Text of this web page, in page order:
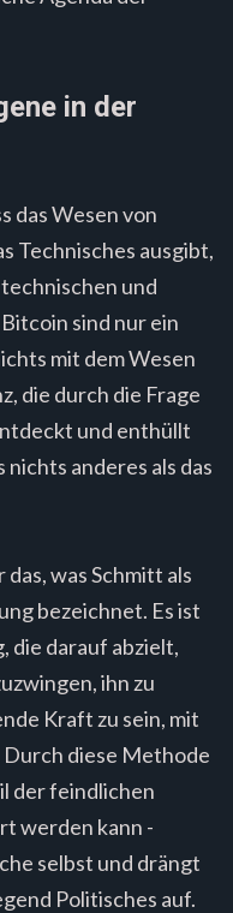
in der
das Wesen von
Technisches ausgibt,
und
sind nur ein
mit dem Wesen
die durch die Frage
und enthüllt
anderes als das
was Schmitt als
bezeichnet. Es ist
die darauf abzielt,
ihn zu
Kraft zu sein, mit
diese Methode
der feindlichen
werden kann -
selbst und drängt
Politisches auf.